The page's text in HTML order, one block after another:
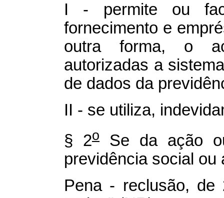
I - permite ou
fornecimento e
outra forma, o
autorizadas a
de dados da
II - se utiliza,
§ 2o
Se da ação
previdência social ou
Pena - reclusão,